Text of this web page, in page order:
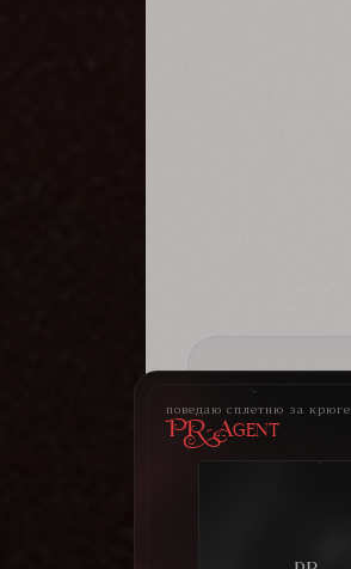
поведаю сплетню за крюге
PR-Agent